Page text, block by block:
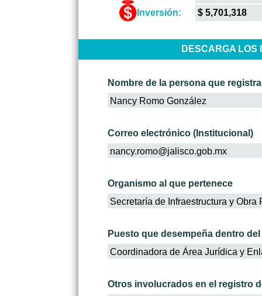
Inversión:
$ 5,701,318
DESCARGA LOS
Nombre de la persona que
Nancy Romo González
Correo electrónico (Institucional)
nancy.romo@jalisco.gob.mx
Organismo al que pertenece
Secretaría de Infraestructura y
Puesto que desempeña dentro
Coordinadora de Área Jurídica y
Otros involucrados en el registro